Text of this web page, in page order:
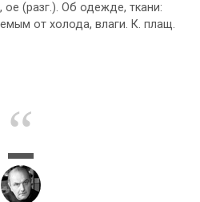
(разг.). Об одежде, ткани:
от холода, влаги. К. плащ.